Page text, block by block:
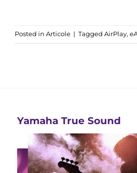
Posted in Articole | Tagged AirPlay,
Yamaha True Sound